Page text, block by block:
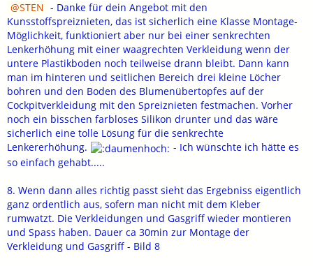
STEN - Danke für dein Angebot mit den
Kunsstoffspreiznieten, das ist sicherlich eine Klasse Montage-
Möglichkeit, funktioniert aber nur bei einer senkrechten
Lenkerhöhung mit einer waagrechten Verkleidung wenn der
untere Plastikboden noch teilweise drann bleibt. Dann kann
man im hinteren und seitlichen Bereich drei kleine Löcher
bohren und den Boden des Blumenübertopfes auf der
Cockpitverkleidung mit den Spreiznieten festmachen. Vorher
noch ein bisschen farbloses Silikon drunter und das wäre
sicherlich eine tolle Lösung für die senkrechte
Lenkererhöhung.
- Ich wünschte ich hätte es
so einfach gehabt.....
8. Wenn dann alles richtig passt sieht das Ergebniss eigentlich
ganz ordentlich aus, sofern man nicht mit dem Kleber
rumwatzt. Die Verkleidungen und Gasgriff wieder montieren
und Spass haben. Dauer ca 30min zur Montage der
Verkleidung und Gasgriff - Bild 8